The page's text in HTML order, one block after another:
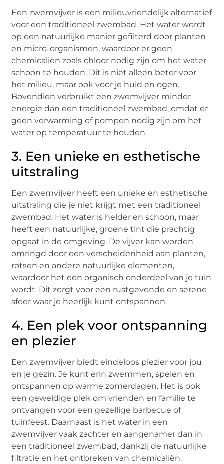
Een zwemvijver is een milieuvriendelijk alternatief
voor een traditioneel zwembad. Het water wordt
op een natuurlijke manier gefilterd door planten
en micro-organismen, waardoor er geen
chemicaliën zoals chloor nodig zijn om het water
schoon te houden. Dit is niet alleen beter voor
het milieu, maar ook voor je huid en ogen.
Bovendien verbruikt een zwemvijver minder
energie dan een traditioneel zwembad, omdat er
geen verwarming of pompen nodig zijn om het
water op temperatuur te houden.
3. Een unieke en esthetische
uitstraling
Een zwemvijver heeft een unieke en esthetische
uitstraling die je niet krijgt met een traditioneel
zwembad. Het water is helder en schoon, maar
heeft een natuurlijke, groene tint die prachtig
opgaat in de omgeving. De vijver kan worden
omringd door een verscheidenheid aan planten,
rotsen en andere natuurlijke elementen,
waardoor het een organisch onderdeel van je tuin
wordt. Dit zorgt voor een rustgevende en serene
sfeer waar je heerlijk kunt ontspannen.
4. Een plek voor ontspanning
en plezier
Een zwemvijver biedt eindeloos plezier voor jou
en je gezin. Je kunt erin zwemmen, spelen en
ontspannen op warme zomerdagen. Het is ook
een geweldige plek om vrienden en familie te
ontvangen voor een gezellige barbecue of
tuinfeest. Daarnaast is het water in een
zwemvijver vaak zachter en aangenamer dan in
een traditioneel zwembad, dankzij de natuurlijke
filtratie en het ontbreken van chemicaliën.